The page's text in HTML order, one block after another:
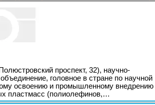
проспект, 32), научно-
головное в стране по научной
освоению и промышленному внедрению
пластмасс (полиолефинов,…